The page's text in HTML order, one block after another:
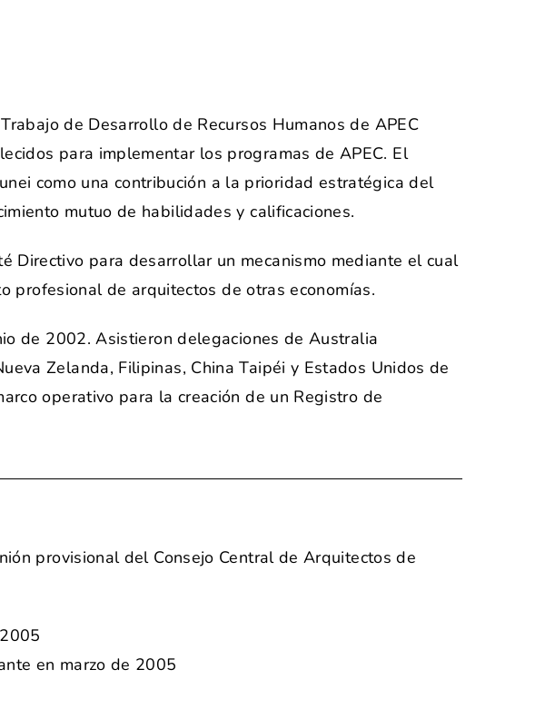
de Desarrollo de Recursos Humanos de APEC
para implementar los programas de APEC. El
como una contribución a la prioridad estratégica del
mutuo de habilidades y calificaciones.
Directivo para desarrollar un mecanismo mediante el cual
profesional de arquitectos de otras economías.
de 2002. Asistieron delegaciones de Australia
Zelanda, Filipinas, China Taipéi y Estados Unidos de
operativo para la creación de un Registro de
provisional del Consejo Central de Arquitectos de
en marzo de 2005